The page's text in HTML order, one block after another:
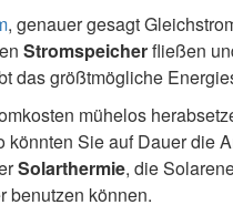
, genauer gesagt
Stromspeicherfließen
das größtmögliche
mühelos
Sie auf Dauer die
Solarthermie, die
benutzen können.